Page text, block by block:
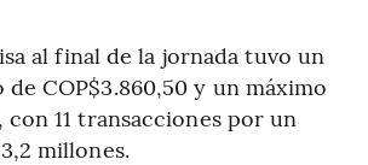
al final de la jornada tuvo un
COP$3.860,50 y un máximo
con 11 transacciones por un
millones.